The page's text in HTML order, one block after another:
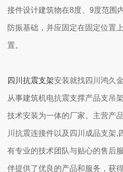
接件设计建筑物在8度、9度范围
防振基础，并应固定在固定位置
置。
四川抗震支架安装就找四川鸿久
从事建筑机电抗震支撑产品支吊
技术安装为一体的厂家。主营产
川抗震连接件以及四川成品支架,
有专业的技术团队与贴心的售后
伴提供了优良的产品和服务，获